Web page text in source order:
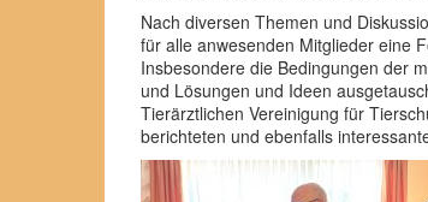
Nach diversen Themen und
für alle anwesenden Mitglieder eine
Insbesondere die Bedingungen der
und Lösungen und Ideen
Tierärztlichen Vereinigung für
berichteten und ebenfalls